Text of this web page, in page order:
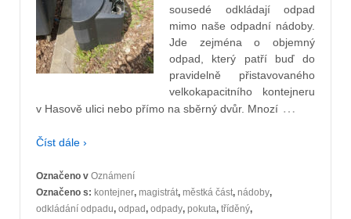
sousedé odkládají odpad
mimo naše odpadní nádoby.
Jde zejména o objemný
odpad, který patří buď do
pravidelně přistavovaného
velkokapacitního kontejneru
v Hasově ulici nebo přímo na sběrný dvůr. Mnozí …
Číst dále ›
Označeno v Oznámení
Označeno s: kontejner, magistrát, městká část, nádoby,
odkládání odpadu, odpad, odpady, pokuta, tříděný,